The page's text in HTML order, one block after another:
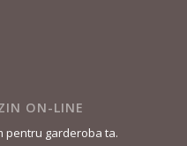
ON-LINE
pentru garderoba ta.